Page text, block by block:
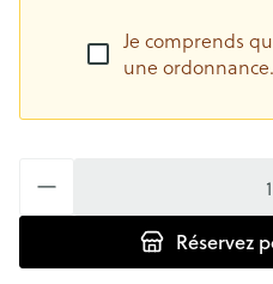
Je comprends
une ordonnance.
Réservez